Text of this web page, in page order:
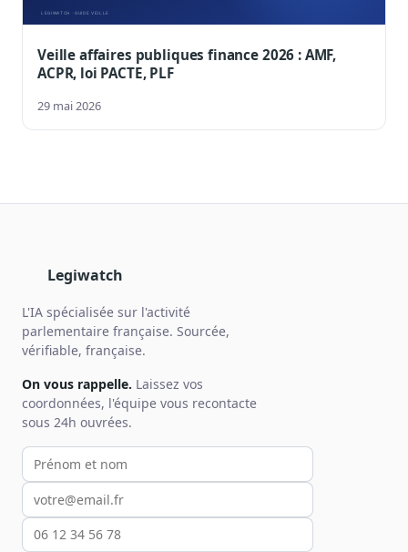
Veille affaires publiques finance 2026 : AMF,
ACPR, loi PACTE, PLF
29 mai 2026
Legiwatch
L'IA spécialisée sur l'activité
parlementaire française. Sourcée,
vérifiable, française.
On vous rappelle. Laissez vos
coordonnées, l'équipe vous recontacte
sous 24h ouvrées.
Votre prénom et nom
Votre email
Votre téléphone